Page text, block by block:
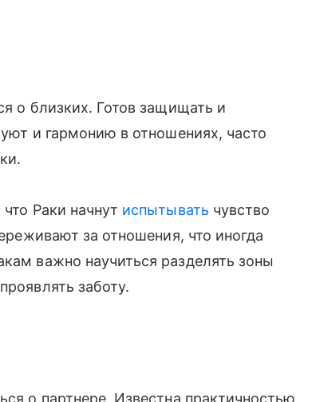
о близких. Готов защищать и
и гармонию в отношениях, часто
Раки начнут испытывать чувство
за отношения, что иногда
важно научиться разделять зоны
заботу.
о партнере. Известна практичностью